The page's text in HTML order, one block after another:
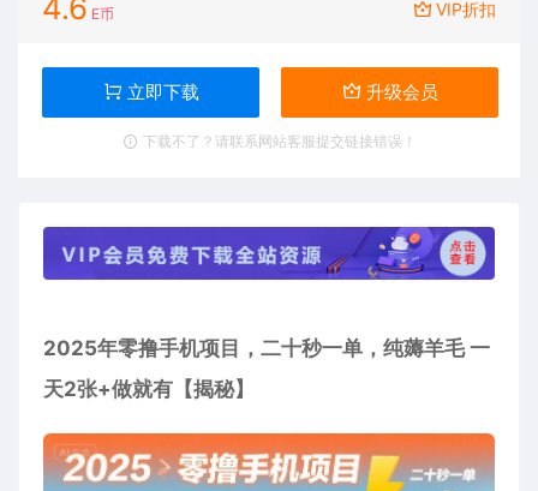
4.6 E币 VIP折扣
立即下载 升级会员
下载不了？请联系网站客服提交链接错误！
2025年零撸手机项目 ，二十秒一单，纯薅羊毛 一
天2张+做就有【揭秘】